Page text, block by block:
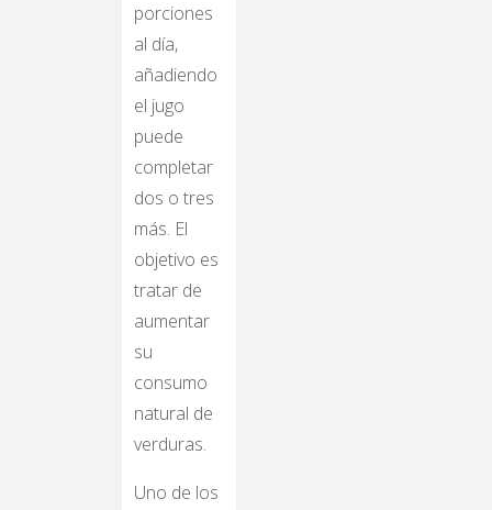
porciones
al día,
añadiendo
el jugo
puede
completar
dos o tres
más. El
objetivo es
tratar de
aumentar
su
consumo
natural de
verduras.
Uno de los